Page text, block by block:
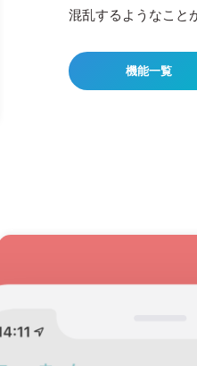
混乱するようなこと
機能一覧